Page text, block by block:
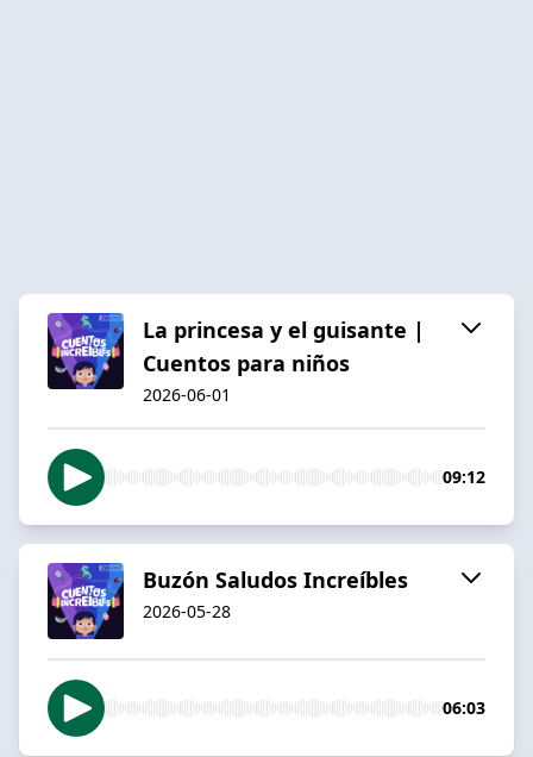
La princesa y el guisante |
Cuentos para niños
2026-06-01
09:12
Buzón Saludos Increíbles
2026-05-28
06:03